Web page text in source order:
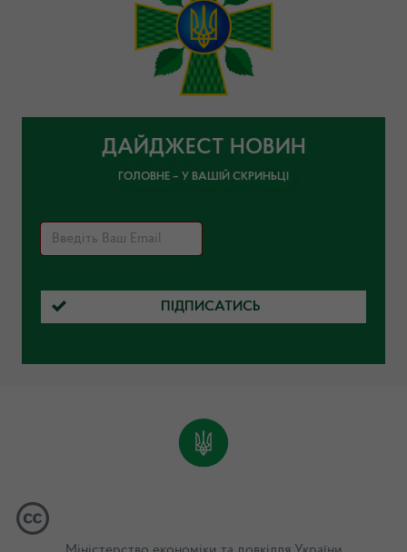
ДАЙДЖЕСТ НОВИН
ГОЛОВНЕ – У ВАШІЙ СКРИНЬЦІ
ПІДПИСАТИСЬ